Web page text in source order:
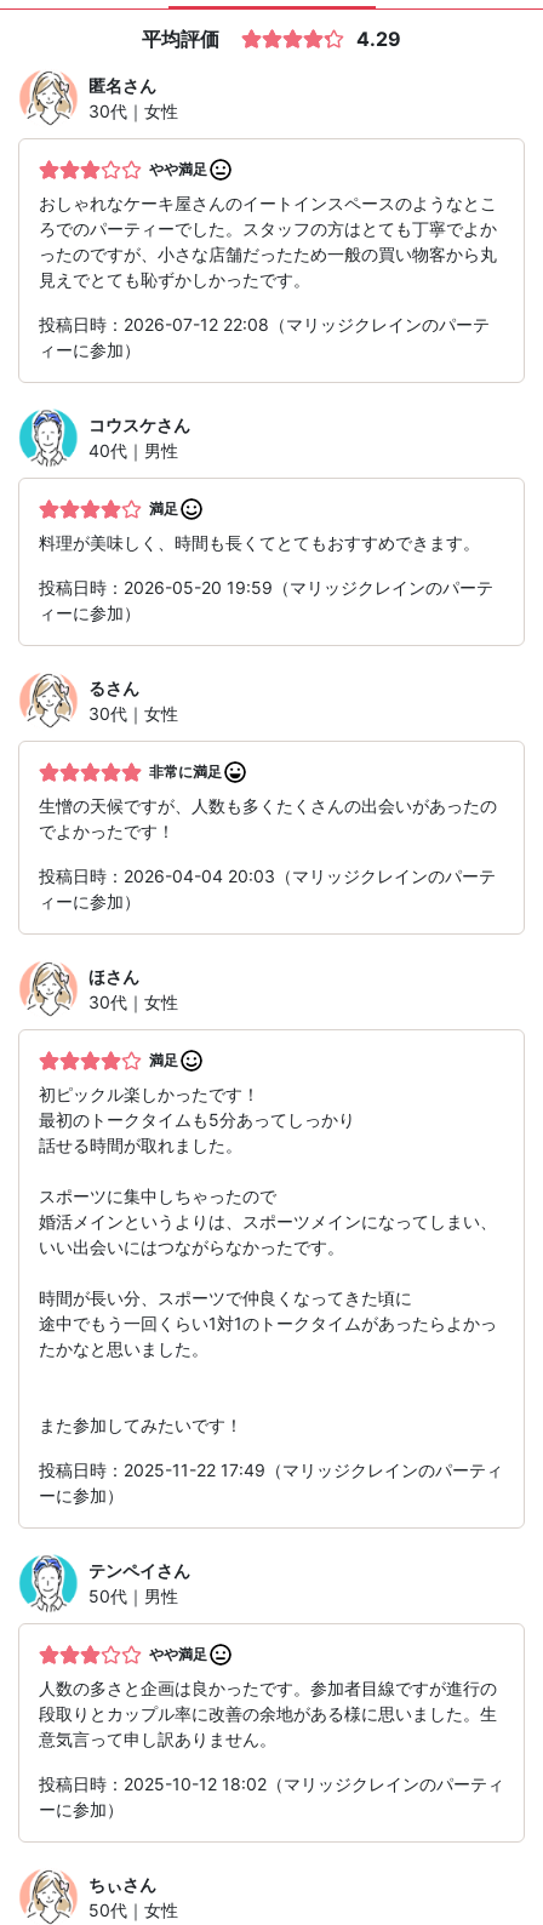
平均評価 4.29
匿名さん
30代｜女性
やや満足
おしゃれなケーキ屋さんのイートインスペースのようなとこ
ろでのパーティーでした。スタッフの方はとても丁寧でよか
ったのですが、小さな店舗だったため一般の買い物客から丸
見えでとても恥ずかしかったです。
投稿日時：2026-07-12 22:08（マリッジクレインのパーテ
ィーに参加）
コウスケさん
40代｜男性
満足
料理が美味しく、時間も長くてとてもおすすめできます。
投稿日時：2026-05-20 19:59（マリッジクレインのパーテ
ィーに参加）
るさん
30代｜女性
非常に満足
生憎の天候ですが、人数も多くたくさんの出会いがあったの
でよかったです！
投稿日時：2026-04-04 20:03（マリッジクレインのパーテ
ィーに参加）
ほさん
30代｜女性
満足
初ピックル楽しかったです！
最初のトークタイムも5分あってしっかり
話せる時間が取れました。
スポーツに集中しちゃったので
婚活メインというよりは、スポーツメインになってしまい、
いい出会いにはつながらなかったです。
時間が長い分、スポーツで仲良くなってきた頃に
途中でもう一回くらい1対1のトークタイムがあったらよかっ
たかなと思いました。
また参加してみたいです！
投稿日時：2025-11-22 17:49（マリッジクレインのパーティ
ーに参加）
テンペイさん
50代｜男性
やや満足
人数の多さと企画は良かったです。参加者目線ですが進行の
段取りとカップル率に改善の余地がある様に思いました。生
意気言って申し訳ありません。
投稿日時：2025-10-12 18:02（マリッジクレインのパーティ
ーに参加）
ちぃさん
50代｜女性